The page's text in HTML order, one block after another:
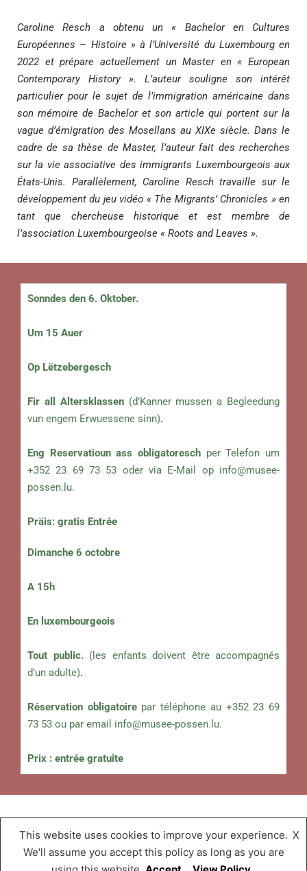
Caroline Resch a obtenu un « Bachelor en Cultures
Européennes – Histoire » à l’Université du Luxembourg en
2022 et prépare actuellement un Master en « European
Contemporary History ». L’auteur souligne son intérêt
particulier pour le sujet de l’immigration américaine dans
son mémoire de Bachelor et son article qui portent sur la
vague d’émigration des Mosellans au XIXe siècle. Dans le
cadre de sa thèse de Master, l’auteur fait des recherches
sur la vie associative des immigrants Luxembourgeois aux
États-Unis. Parallèlement, Caroline Resch travaille sur le
développement du jeu vidéo « The Migrants’ Chronicles » en
tant que chercheuse historique et est membre de
l’association Luxembourgeoise « Roots and Leaves ».
Sonndes den 6. Oktober.
Um 15 Auer
Op Lëtzebergesch
Fir all Altersklassen (d’Kanner mussen a Begleedung
vun engem Erwuessene sinn).
Eng Reservatioun ass obligatoresch per Telefon um
+352 23 69 73 53 oder via E-Mail op info@musee-
possen.lu.
Präis: gratis Entrée
Dimanche 6 octobre
A 15h
En luxembourgeois
Tout public. (les enfants doivent être accompagnés
d’un adulte).
Réservation obligatoirepar téléphone au +352 23 69
73 53 ou par email info@musee-possen.lu.
Prix : entrée gratuite
Musée « A Possen », Proudly powered by
WordPress.
This website uses cookies to improve your experience.
We'll assume you accept this policy as long as you are
X